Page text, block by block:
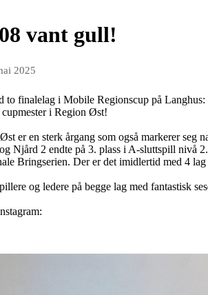
vant gull!
2025
to finalelag i Mobile Regionscup på Langhus:
i Region Øst!
er en sterk årgang som også markerer seg
Njård 2 endte på 3. plass i A-sluttspill nivå
Bringserien. Der er det imidlertid med 4
og ledere på begge lag med fantastisk